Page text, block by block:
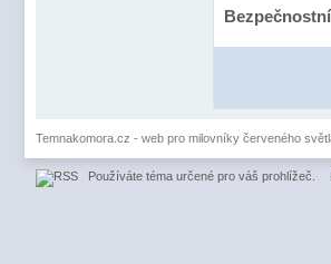
Temnakomora.cz - web pro milovníky červeného
Používáte téma určené pro váš prohlížeč.